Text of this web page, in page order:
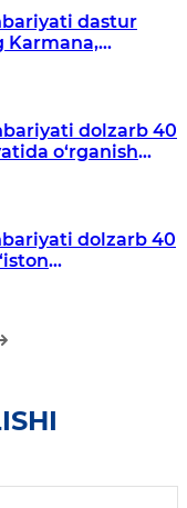
dastur
Karmana,
dolzarb 40
o‘rganish
dolzarb 40